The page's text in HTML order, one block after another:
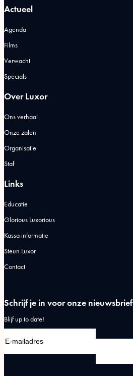
Actueel
Agenda
Films
Verwacht
Specials
Over Luxor
Ons verhaal
Onze zalen
Organisatie
Staf
Links
Educatie
Glorious Luxorious
Kassa informatie
Steun Luxor
Contact
Schrijf je in voor onze nieuwsbrief
Blijf up to date!